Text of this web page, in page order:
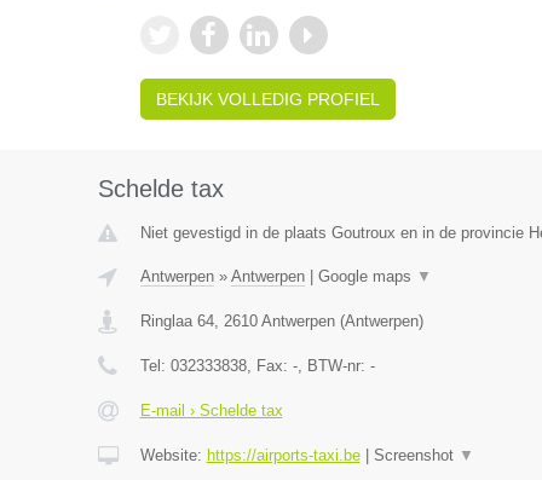
BEKIJK VOLLEDIG PROFIEL
Schelde tax
Niet gevestigd in de plaats Goutroux en in de provincie
Antwerpen» Antwerpen| Google maps ▼
Ringlaa 64, 2610 Antwerpen(Antwerpen)
Tel: 032333838, Fax: -, BTW-nr: -
E-mail › Schelde tax
Website: https://airports-taxi.be| Screenshot ▼